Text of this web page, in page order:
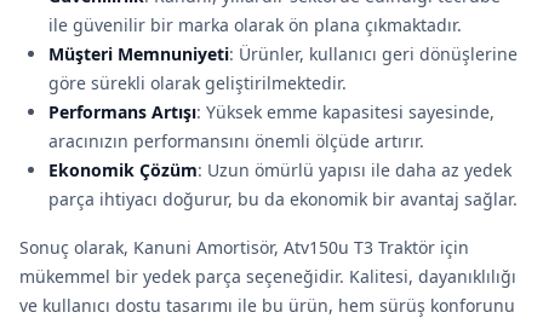
ile güvenilir bir marka olarak ön plana çıkmaktadır.
Müşteri Memnuniyeti: Ürünler, kullanıcı geri dönüşlerine
göre sürekli olarak geliştirilmektedir.
Performans Artışı: Yüksek emme kapasitesi sayesinde,
aracınızın performansını önemli ölçüde artırır.
Ekonomik Çözüm: Uzun ömürlü yapısı ile daha az yedek
parça ihtiyacı doğurur, bu da ekonomik bir avantaj sağlar.
Sonuç olarak, Kanuni Amortisör, Atv150u T3 Traktör için
mükemmel bir yedek parça seçeneğidir. Kalitesi, dayanıklılığı
ve kullanıcı dostu tasarımı ile bu ürün, hem sürüş konforunu